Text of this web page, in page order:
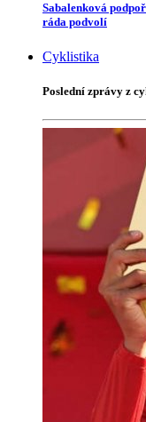
Sabalenková
ráda podvolí
Cyklistika
Poslední zprávy z